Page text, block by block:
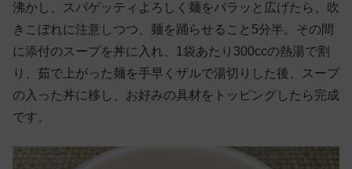
沸かし、スパゲッティよろしく麺をバラッと広げたら、吹
きこぼれに注意しつつ、麺を踊らせること5分半。その間
に添付のスープを丼に入れ、1袋あたり300ccの熱湯で割
り、茹で上がった麺を手早くザルで湯切りした後、スープ
の入った丼に移し、お好みの具材をトッピングしたら完成
です。